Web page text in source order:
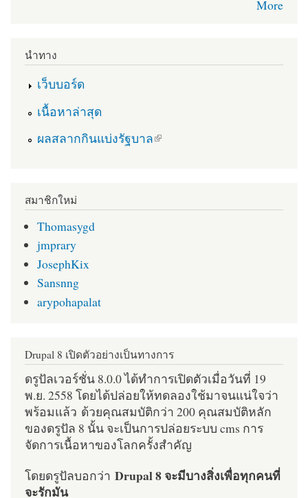
More
นำทาง
เว็บบอร์ด
เนื้อหาล่าสุด
ผลสลากกินแบ่งรัฐบาล
(link is external)
สมาชิกใหม่
Thomasygd
jmprary
JosephKix
Sansnng
arypohapalat
Drupal 8 เปิดตัวอย่างเป็นทางการ
ดรูปัลเวอร์ชั่น 8.0.0 ได้ทำการเปิดตัวเมื่อวันที่ 19
พ.ย. 2558 โดยได้ปล่อยให้ทดลองใช้มาจนแน่ใจว่า
พร้อมแล้ว ด้วยคุณสมบัติกว่า 200 คุณสมบัติหลัก
ของดรูปัล 8 นั้น จะเป็นการปล่อยระบบ cms การ
จัดการเนื้อหาของโลกครั้งสำคัญ
โดยดรูปัลบอกว่า Drupal 8 จะมีบางสิ่งเพื่อทุกคนที่
จะรักมัน